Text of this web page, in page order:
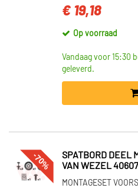
€ 19,18
Op voorraad
Vandaag voor 15:30
geleverd.
-70%
SPATBORD DEEL
VAN WEZEL
MONTAGESET